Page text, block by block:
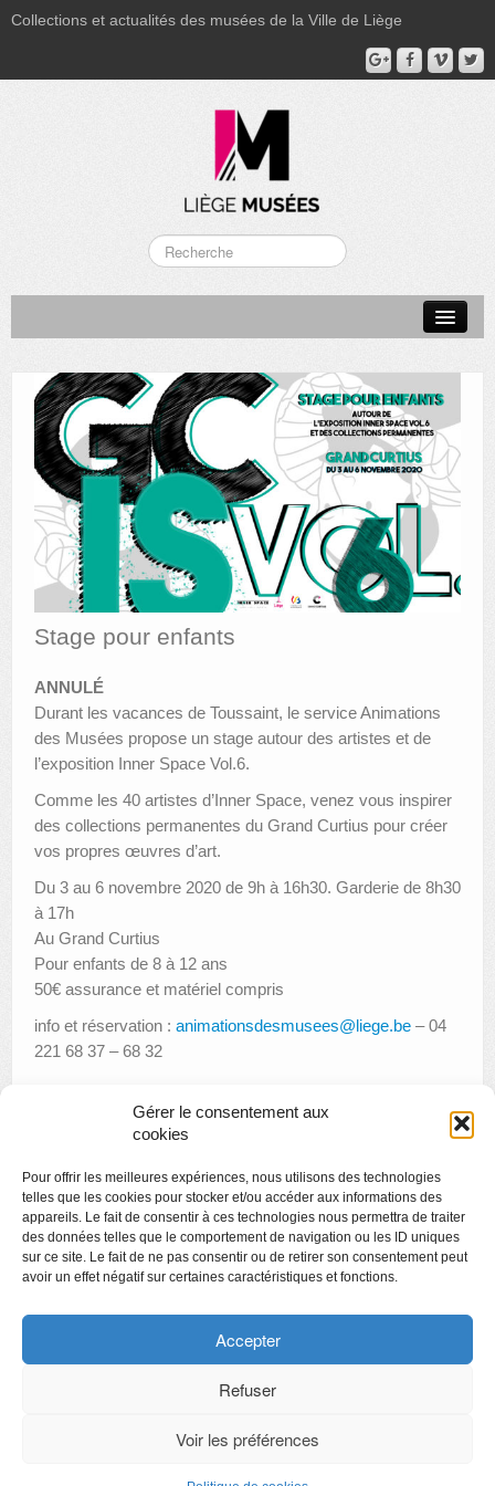
Gérer le consentement aux
cookies
Pour offrir les meilleures expériences, nous utilisons des technologies
telles que les cookies pour stocker et/ou accéder aux informations des
appareils. Le fait de consentir à ces technologies nous permettra de traiter
des données telles que le comportement de navigation ou les ID uniques
sur ce site. Le fait de ne pas consentir ou de retirer son consentement peut
avoir un effet négatif sur certaines caractéristiques et fonctions.
Accepter
Refuser
Voir les préférences
Collections et actualités des musées de la Ville de Liège
MUSÉE GRÉTRY
MUSÉE DU LUMINAIRE
FONDS PATRIMONIAUX
AUTRES LIEUX
ANIMATIONS DES MUSÉES
PUBLICATIONS
LE PORTAIL DES COLLECTIONS
Stage pour enfants
ANNULÉ
Durant les vacances de Toussaint, le service Animations
des Musées propose un stage autour des artistes et de
l’exposition Inner Space Vol.6.
Comme les 40 artistes d’Inner Space, venez vous inspirer
des collections permanentes du Grand Curtius pour créer
vos propres œuvres d’art.
Du 3 au 6 novembre 2020 de 9h à 16h30. Garderie de 8h30
à 17h
Au Grand Curtius
Pour enfants de 8 à 12 ans
50€ assurance et matériel compris
info et réservation : animationsdesmusees@liege.be – 04
221 68 37 – 68 32
Inner Space Vol.6
Rencontre avec le commissaire de l’exposition Inner Space
Copyright
Politique de confidentialité
Chartes des engagements des opérateurs culturels